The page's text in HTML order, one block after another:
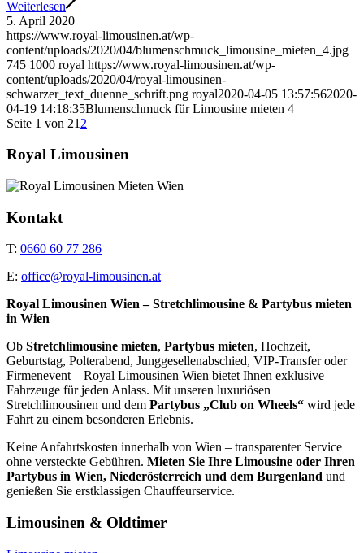
Weiterlesen
5. April 2020
https://www.royal-limousinen.at/wp-
content/uploads/2020/04/blumenschmuck_limousine_mieten_4.jpg
745 1000 royal https://www.royal-limousinen.at/wp-
content/uploads/2020/04/royal-limousinen-
schwarzer_text_duenne_schrift.png royal2020-04-05 13:57:562020-
04-19 14:18:35Blumenschmuck für Limousine mieten 4
Seite 1 von 21 2
Royal Limousinen
Kontakt
T: 0660 60 77 286
E: office@royal-limousinen.at
Royal Limousinen Wien – Stretchlimousine & Partybus mieten
in Wien
Ob Stretchlimousine mieten, Partybus mieten, Hochzeit,
Geburtstag, Polterabend, Junggesellenabschied, VIP-Transfer oder
Firmenevent – Royal Limousinen Wien bietet Ihnen exklusive
Fahrzeuge für jeden Anlass. Mit unseren luxuriösen
Stretchlimousinen und dem Partybus „Club on Wheels“ wird jede
Fahrt zu einem besonderen Erlebnis.
Keine Anfahrtskosten innerhalb von Wien – transparenter Service
ohne versteckte Gebühren. Mieten Sie Ihre Limousine oder Ihren
Partybus in Wien, Niederösterreich und dem Burgenland und
genießen Sie erstklassigen Chauffeurservice.
Limousinen & Oldtimer